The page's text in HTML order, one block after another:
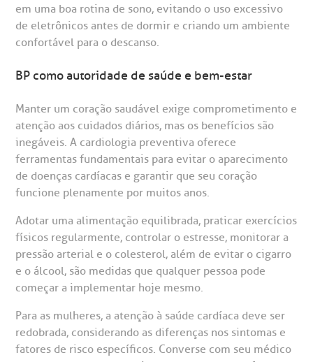
em uma boa rotina de sono, evitando o uso excessivo
de eletrônicos antes de dormir e criando um ambiente
confortável para o descanso.
BP como autoridade de saúde e bem-estar
Manter um coração saudável exige comprometimento e
atenção aos cuidados diários, mas os benefícios são
inegáveis. A cardiologia preventiva oferece
ferramentas fundamentais para evitar o aparecimento
de doenças cardíacas e garantir que seu coração
funcione plenamente por muitos anos.
Adotar uma alimentação equilibrada, praticar exercícios
físicos regularmente, controlar o estresse, monitorar a
pressão arterial e o colesterol, além de evitar o cigarro
e o álcool, são medidas que qualquer pessoa pode
começar a implementar hoje mesmo.
Para as mulheres, a atenção à saúde cardíaca deve ser
redobrada, considerando as diferenças nos sintomas e
fatores de risco específicos. Converse com seu médico